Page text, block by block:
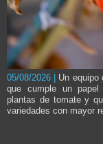
05/08/2026 | Un equipo
que cumple un
plantas de tomate y
variedades con mayor